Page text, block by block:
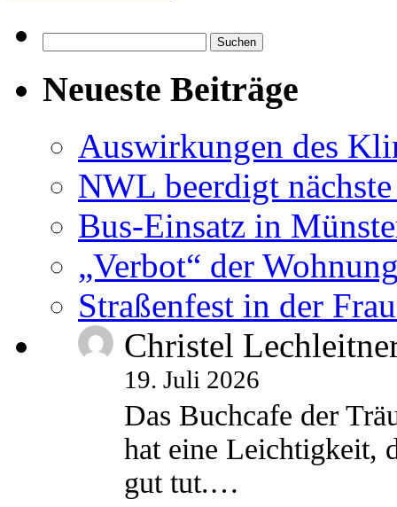
nach:
Neueste Beiträge
Auswirkungen des
NWL beerdigt
Bus-Einsatz in
„Verbot“ der
Straßenfest in der
Christel
19. Juli 2026
Das Buchcafe der
hat eine Leichtigkeit,
gut tut.…